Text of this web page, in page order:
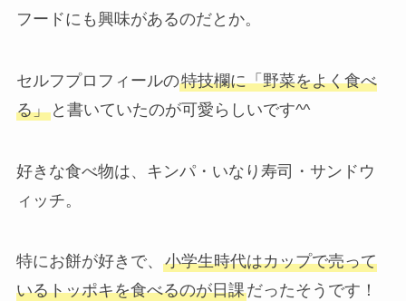
フードにも興味があるのだとか。
セルフプロフィールの特技欄に「野菜をよく食べ
る」と書いていたのが可愛らしいです^^
好きな食べ物は、キンパ・いなり寿司・サンドウ
ィッチ。
特にお餅が好きで、 小学生時代はカップで売って
いるトッポキを食べるのが日課だったそうです！